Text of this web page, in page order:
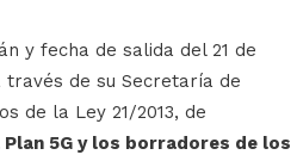
y fecha de salida del 21 de
de su Secretaría de
de la Ley 21/2013, de
5G y los borradores de los